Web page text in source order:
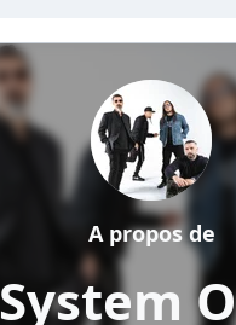
System
A propos de